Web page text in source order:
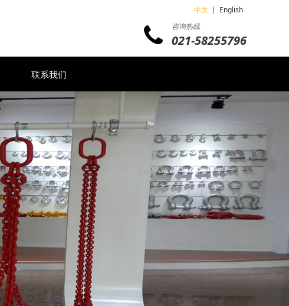
中文 | English
咨询热线
021-58255796
联系我们